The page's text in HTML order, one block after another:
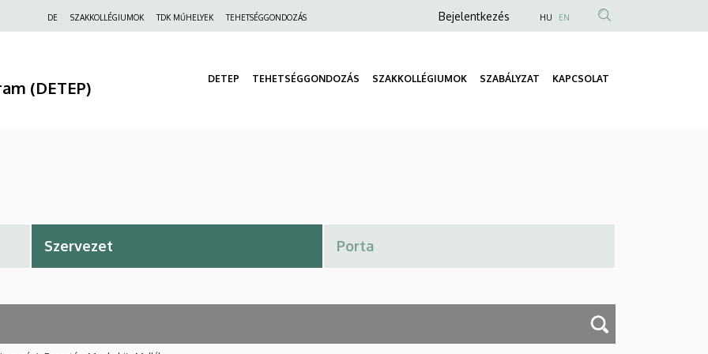
Felső
DE SZAKKOLLÉGIUMOK TDK MŰHELYEK TEHETSÉGGONDOZÁS
Anonim
menüje
Bejelentkezés HU EN
(DETEP) DETEP TEHETSÉGGONDOZÁS SZAKKOLLÉGIUMOK SZABÁLYZAT KAPCSOLAT